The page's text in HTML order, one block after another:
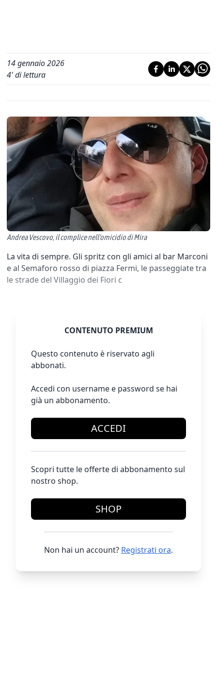
14 gennaio 2026
4' di lettura
Andrea Vescovo, il complice nell'omicidio di Mira
La vita di sempre. Gli spritz con gli amici al bar Marconi
e al Semaforo rosso di piazza Fermi, le passeggiate tra
le strade del Villaggio dei Fiori c
CONTENUTO PREMIUM
Questo contenuto è riservato agli
abbonati.
Accedi con username e password se hai
già un abbonamento.
ACCEDI
Scopri tutte le offerte di abbonamento sul
nostro shop.
SHOP
Non hai un account? Registrati ora.